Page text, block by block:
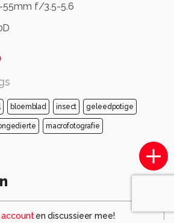
55mm f/3.5-5.6
bloemblad insect geleedpotige
macrofotografie
en discussieer mee!